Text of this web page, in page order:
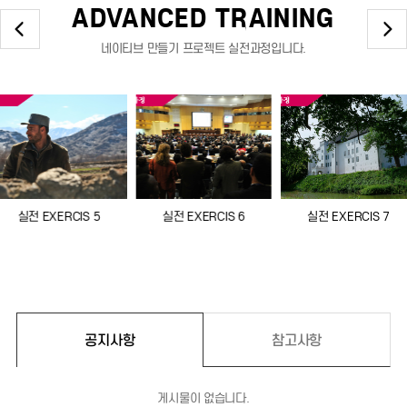
ADVANCED TRAINING
네이티브 만들기 프로젝트 실전과정입니다.
실전 EXERCIS 5 실전 EXERCIS 6 실전 EXERCIS 7
공지사항 참고사항
게시물이 없습니다.